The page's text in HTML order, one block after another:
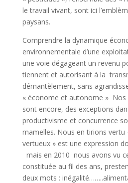
le travail vivant, sont ici
paysans.
Comprendre la dynamique
environnementale d’une
une voie dégageant un revenu
tiennent et autorisant à la
démantèlement, sans
« économe et autonome »
sont encore, des exceptions
productivisme et concurrence
mamelles. Nous en tirions vertu
vertueux » est une expression
mais en 2010 nous avons vu
constituée au fil des ans,
deux mots :